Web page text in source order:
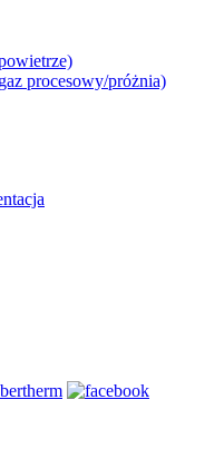
procesowy/próżnia)